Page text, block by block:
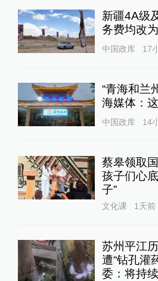
新疆4A级
务费均改
中国政库 17
“青海和兰
海媒体：
中国政库 14
蔡皋领取
孩子们心
子”
文化课 1天前
苏州平江
遭“钻孔灌
委：将持